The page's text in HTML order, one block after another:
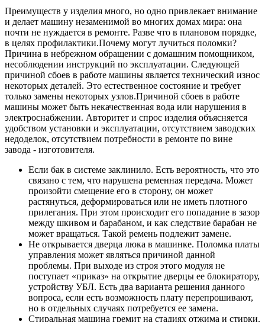
Преимуществ у изделия много, но одно привлекает внимание
и делает машину незаменимой во многих домах мира: она
почти не нуждается в ремонте. Разве что в плановом порядке,
в целях профилактики.Почему могут лучиться поломки?
Причина в небрежном обращении с домашним помощником,
несоблюдении инструкций по эксплуатации. Следующей
причиной сбоев в работе машины является технический износ
некоторых деталей. Это естественное состояние и требует
только замены некоторых узлов.Причиной сбоев в работе
машины может быть некачественная вода или нарушения в
электроснабжении. Авторитет и спрос изделия объясняется
удобством установки и эксплуатации, отсутствием заводских
недоделок, отсутствием потребности в ремонте по вине
завода - изготовителя.
Если бак в системе заклинило. Есть вероятность, что это
связано с тем, что нарушена ременная передача. Может
произойти смещение его в сторону, он может
растянуться, деформироваться или не иметь плотного
прилегания. При этом происходит его попадание в зазор
между шкивом и барабаном, и как следствие барабан не
может вращаться. Такой ремень подлежит замене.
Не открывается дверца люка в машинке. Поломка платы
управления может являться причиной данной
проблемы. При выходе из строя этого модуля не
поступает «приказ» на открытие дверцы ее блокиратору,
устройству УБЛ. Есть два варианта решения данного
вопроса, если есть возможность плату перепрошивают,
но в отдельных случаях потребуется ее замена.
Стиральная машина гремит на стадиях отжима и стирки.